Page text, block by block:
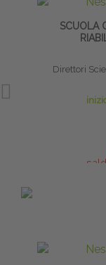
SCUOLA
Direttori